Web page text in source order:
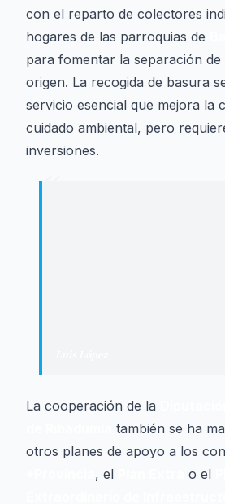
con el reparto de colectores
hogares de las parroquias de
para fomentar la separación de
origen. La recogida de basura
servicio esencial que mejora la
cuidado ambiental, pero
inversiones.
“
La cooperación de la
también se ha
otros planes de apoyo a los
, el o el